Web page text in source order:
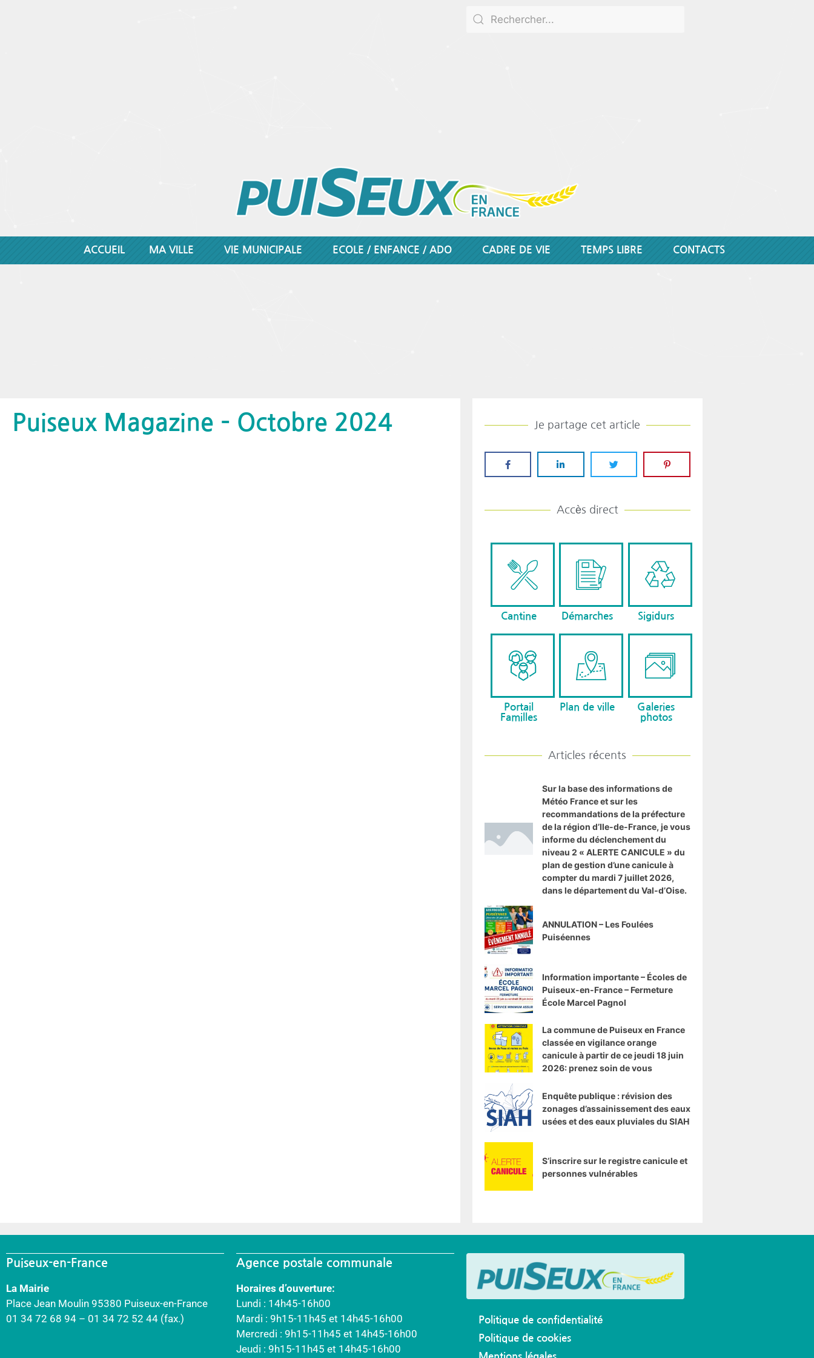
ACCUEIL MA VILLE VIE MUNICIPALE ECOLE / ENFANCE / ADO CADRE DE VIE TEMPS LIBRE CONTACTS
Puiseux Magazine – Octobre 2024 Je partage cet article
Accès direct
Cantine Démarches Sigidurs
Portail
Familles
Plan de ville
Galeries
photos
Articles récents
Sur la base des informations de
Météo France et sur les
recommandations de la préfecture
de la région d’Ile-de-France, je vous
informe du déclenchement du
niveau 2 « ALERTE CANICULE » du
plan de gestion d’une canicule à
compter du mardi 7 juillet 2026,
dans le département du Val-d’Oise.
ANNULATION – Les Foulées
Puiséennes
Information importante – Écoles de
Puiseux-en-France – Fermeture
École Marcel Pagnol
La commune de Puiseux en France
classée en vigilance orange
canicule à partir de ce jeudi 18 juin
2026: prenez soin de vous
Enquête publique : révision des
zonages d’assainissement des eaux
usées et des eaux pluviales du SIAH
S’inscrire sur le registre canicule et
personnes vulnérables
Puiseux-en-France
La Mairie
Place Jean Moulin 95380 Puiseux-en-France
01 34 72 68 94 – 01 34 72 52 44 (fax.)
Agence postale communale
Horaires d’ouverture:
Lundi : 14h45-16h00
Mardi : 9h15-11h45 et 14h45-16h00
Mercredi : 9h15-11h45 et 14h45-16h00
Jeudi : 9h15-11h45 et 14h45-16h00
Politique de confidentialité
Politique de cookies